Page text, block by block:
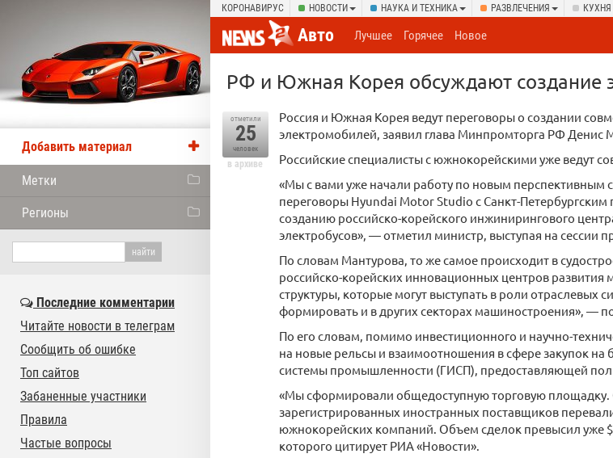
КОРОНАВИРУС НОВОСТИ НАУКА И ТЕХНИКА РАЗВЛЕЧЕНИЯ КУХНЯ
Авто Лучшее Горячее Новое
РФ и Южная Корея обсуждают создание
отметили
25
человек
в архиве
Россия и Южная Корея ведут переговоры о создании
электромобилей, заявил глава Минпромторга РФ Денис
Российские специалисты с южнокорейскими уже ведут
«Мы с вами уже начали работу по новым перспективным
переговоры Hyundai Motor Studio с Санкт-
созданию российско-корейского инжинирингового
электробусов», — отметил министр, выступая на
По словам Мантурова, то же самое происходит в
российско-корейских инновационных центров
структуры, которые могут выступать в роли отраслевых
формировать и в других секторах машиностроения», —
По его словам, помимо инвестиционного и научно-
на новые рельсы и взаимоотношения в сфере закупок
системы промышленности (ГИСП), предоставляющей
«Мы сформировали общедоступную торговую площадку.
зарегистрированных иностранных поставщиков
южнокорейских компаний. Объем сделок превысил уже
которого цитирует РИА «Новости».
Добавить материал
Метки
Регионы
Последние комментарии
Читайте новости в телеграм
Сообщить об ошибке
Топ сайтов
Забаненные участники
Правила
Частые вопросы